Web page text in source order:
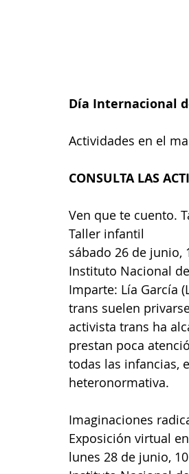
Día Internacional
Actividades en el
CONSULTA LAS
Ven que te cuento.
Taller infantil
sábado 26 de junio,
Instituto Nacional
Imparte: Lía García
trans suelen
activista trans ha
prestan poca
todas las infancias,
heteronormativa.
Imaginaciones
Exposición virtual
lunes 28 de junio,